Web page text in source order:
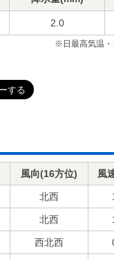
2.0
※日最高気温・
風向(16方位) 風
北西
北西
西北西